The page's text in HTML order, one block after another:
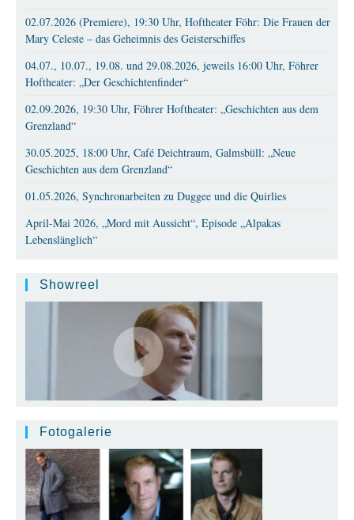
02.07.2026 (Premiere), 19:30 Uhr, Hoftheater Föhr: Die Frauen der
Mary Celeste – das Geheimnis des Geisterschiffes
04.07., 10.07., 19.08. und 29.08.2026, jeweils 16:00 Uhr, Föhrer
Hoftheater: „Der Geschichtenfinder“
02.09.2026, 19:30 Uhr, Föhrer Hoftheater: „Geschichten aus dem
Grenzland“
30.05.2025, 18:00 Uhr, Café Deichtraum, Galmsbüll: „Neue
Geschichten aus dem Grenzland“
01.05.2026, Synchronarbeiten zu Duggee und die Quirlies
April-Mai 2026, „Mord mit Aussicht“, Episode „Alpakas
Lebenslänglich“
Showreel
Fotogalerie